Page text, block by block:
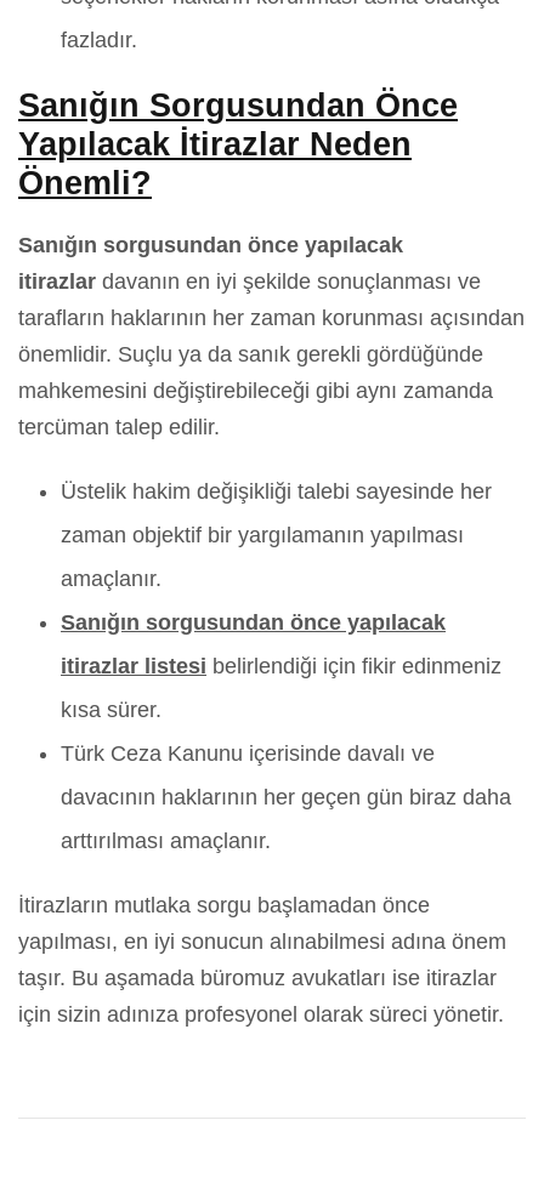
fazladır.
Sanığın Sorgusundan Önce
Yapılacak İtirazlar Neden
Önemli?
Sanığın sorgusundan önce yapılacak
itirazlar davanın en iyi şekilde sonuçlanması ve
tarafların haklarının her zaman korunması açısından
önemlidir. Suçlu ya da sanık gerekli gördüğünde
mahkemesini değiştirebileceği gibi aynı zamanda
tercüman talep edilir.
Üstelik hakim değişikliği talebi sayesinde her
zaman objektif bir yargılamanın yapılması
amaçlanır.
Sanığın sorgusundan önce yapılacak
itirazlar listesi belirlendiği için fikir edinmeniz
kısa sürer.
Türk Ceza Kanunu içerisinde davalı ve
davacının haklarının her geçen gün biraz daha
arttırılması amaçlanır.
İtirazların mutlaka sorgu başlamadan önce
yapılması, en iyi sonucun alınabilmesi adına önem
taşır. Bu aşamada büromuz avukatları ise itirazlar
için sizin adınıza profesyonel olarak süreci yönetir.